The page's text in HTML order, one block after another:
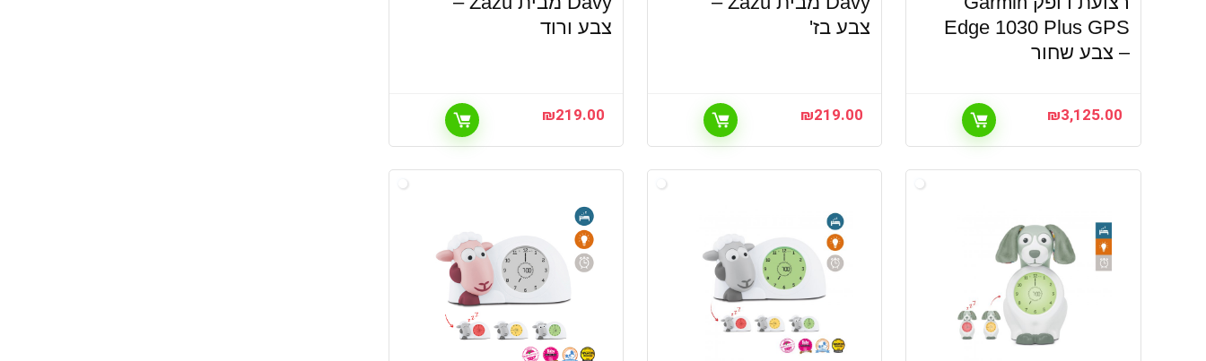
Edge 1030 Plus GPS
– צבע שחור
₪3,125.00
צבע בז'
₪219.00
צבע ורוד
₪219.00